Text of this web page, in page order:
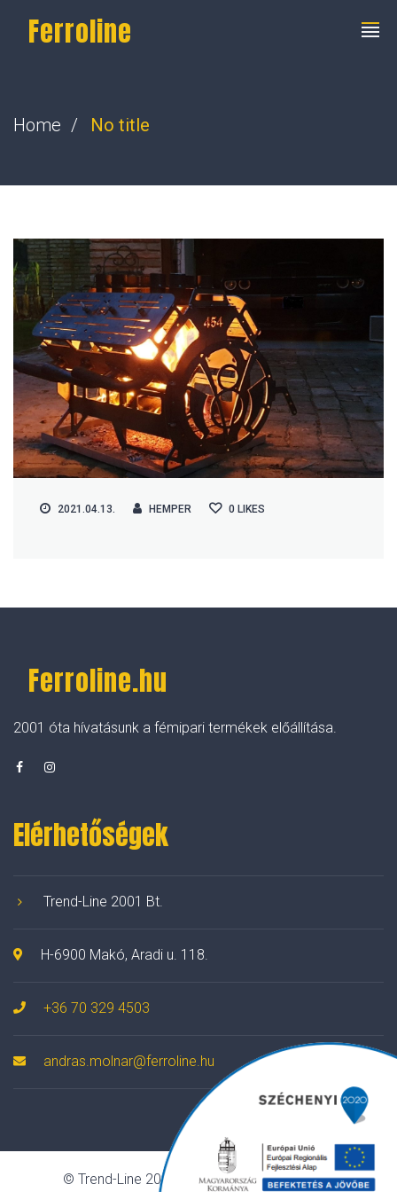
Ferroline
Home No title
2021.04.13. HEMPER 0 LIKES
Ferroline.hu
2001 óta hívatásunk a fémipari termékek előállítása.
Elérhetőségek
Trend-Line 2001 Bt.
H-6900 Makó, Aradi u. 118.
+36 70 329 4503
andras.molnar@ferroline.hu
© Trend-Line 2001 Bt. Minden jog fenntartva